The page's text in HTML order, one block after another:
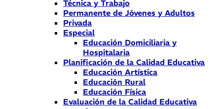
Técnica y Trabajo
Permanente de Jóvenes y Adultos
Privada
Especial
Educación Domiciliaria y
Hospitalaria
Planificación de la Calidad Educativa
Educación Artística
Educación Rural
Educación Física
Evaluación de la Calidad Educativa